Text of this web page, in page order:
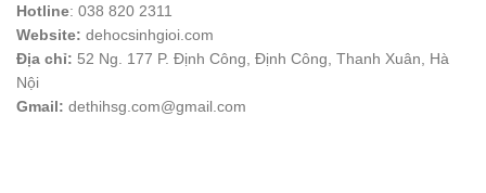
Hotline: 038 820 2311
Website: dehocsinhgioi.com
Địa chỉ: 52 Ng. 177 P. Định Công, Định Công, Thanh Xuân, Hà
Nội
Gmail: dethihsg.com@gmail.com